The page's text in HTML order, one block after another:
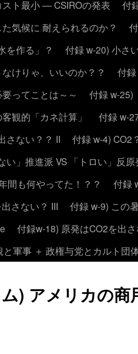
ト最小 ― CSIROの発表
付
気候に 耐えられるのか？
を作る」？
付録 w-20) 小さ
けりゃ、いいのか？？
付
ってことは～～
付録 w-25)
観的「カネ計算」
付録 w-
さない？？ II
付録 w-4) CO2
い」推進派 VS 「トロい」反
間も何やってた！？？
付録
さない？ III
付録 w-9) この
付録w-18) 原発はCO2を出
軍事 ＋ 政権与党とカルト団
) アメリカの商